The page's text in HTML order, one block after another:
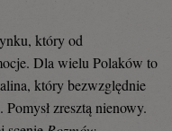
który od
Dla wielu Polaków to
który bezwzględnie
zresztą nienowy.